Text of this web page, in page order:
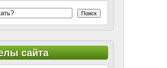
Поиск
сайта